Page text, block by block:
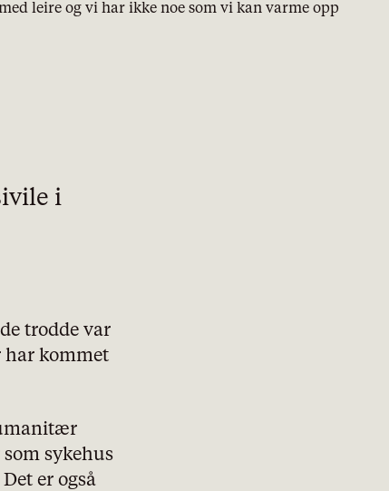
leire og vi har ikke noe som vi kan varme opp
i
trodde var
har kommet
sykehus
er også